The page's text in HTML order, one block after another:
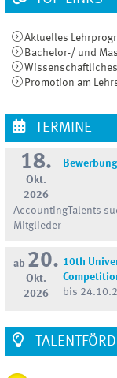
Aktuelles
Bachelor-/ und
Promotion am
TERMINE
18.
Okt.
2026
AccountingTalents
Mitglieder
ab 20.
Okt.
2026
10th
bis